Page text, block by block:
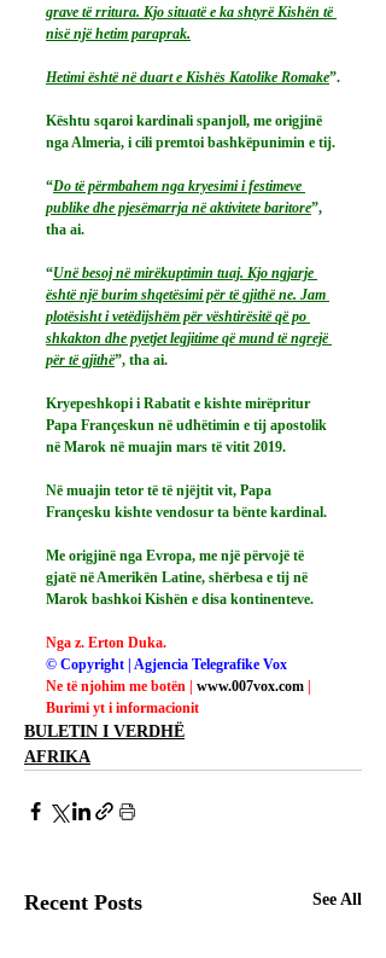
grave të rritura. Kjo situatë e ka shtyrë Kishën të
nisë një hetim paraprak.
Hetimi është në duart e Kishës Katolike Romake”.
Kështu sqaroi kardinali spanjoll, me origjinë
nga Almeria, i cili premtoi bashkëpunimin e tij.
“Do të përmbahem nga kryesimi i festimeve
publike dhe pjesëmarrja në aktivitete baritore”,
tha ai.
“Unë besoj në mirëkuptimin tuaj. Kjo ngjarje
është një burim shqetësimi për të gjithë ne. Jam
plotësisht i vetëdijshëm për vështirësitë që po
shkakton dhe pyetjet legjitime që mund të ngrejë
për të gjithë”, tha ai.
Kryepeshkopi i Rabatit e kishte mirëpritur
Papa Françeskun në udhëtimin e tij apostolik
në Marok në muajin mars të vitit 2019.
Në muajin tetor të të njëjtit vit, Papa
Françesku kishte vendosur ta bënte kardinal.
Me origjinë nga Evropa, me një përvojë të
gjatë në Amerikën Latine, shërbesa e tij në
Marok bashkoi Kishën e disa kontinenteve.
Nga z. Erton Duka.
© Copyright | Agjencia Telegrafike Vox
Ne të njohim me botën | www.007vox.com
Burimi yt i informacionit
BULETIN I VERDHË
AFRIKA
Recent Posts See All